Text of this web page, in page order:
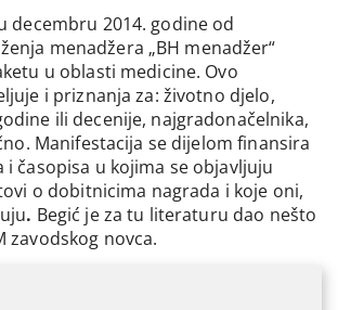
decembru 2014. godine od
menadžera „BH menadžer“
u oblasti medicine. Ovo
i priznanja za: životno djelo,
ili decenije, najgradonačelnika,
Manifestacija se dijelom finansira
časopisa u kojima se objavljuju
o dobitnicima nagrada i koje oni,
. Begić je za tu literaturu dao nešto
zavodskog novca.